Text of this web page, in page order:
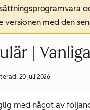
versionen med den
|
20 juli 2026
med något av